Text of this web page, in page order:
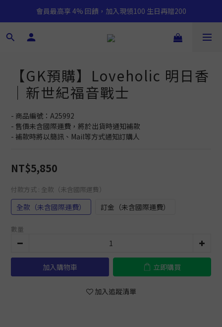
會員最高享 4% 回饋，加入現領100 生日再贈200
【GK預購】Loveholic 明日香
｜新世紀福音戰士
- 商品編號：A25992
- 售價未含國際運費，將於出貨時通知補款
- 補款時將以簡訊、Mail等方式通知訂購人
NT$5,850
付款方式 : 全款（未含國際運費）
全款（未含國際運費） 訂金（未含國際運費）
數量
加入購物車 立即購買
加入追蹤清單